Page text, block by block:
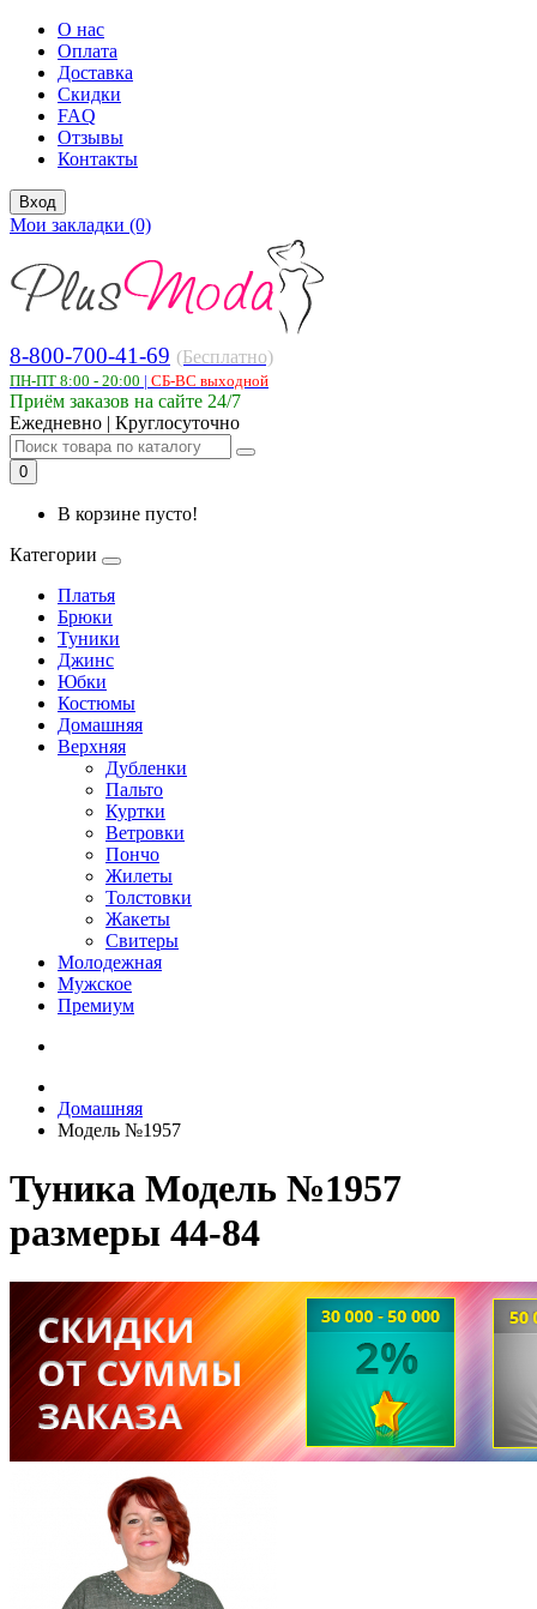
О нас
Оплата
Доставка
Скидки
FAQ
Отзывы
Контакты
Вход
Мои закладки (0)
8-800-700-41-69 (Бесплатно)
ПН-ПТ 8:00 - 20:00 | СБ-ВС выходной
Приём заказов на сайте 24/7
Ежедневно | Круглосуточно
0
В корзине пусто!
Категории
Платья
Брюки
Туники
Джинс
Юбки
Костюмы
Домашняя
Верхняя
Дубленки
Пальто
Куртки
Ветровки
Пончо
Жилеты
Толстовки
Жакеты
Свитеры
Молодежная
Мужское
Премиум
Домашняя
Модель №1957
Туника Модель №1957
размеры 44-84